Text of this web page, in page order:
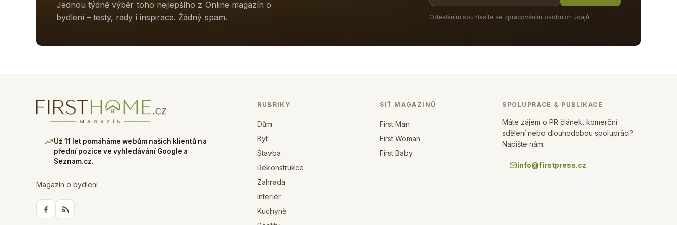
Jednou týdně výběr toho nejlepšího z Online magazín o
bydlení – testy, rady i inspirace. Žádný spam.
Odesláním souhlasíte se zpracováním osobních údajů.
Už 11 let pomáháme webům našich klientů na
přední pozice ve vyhledávání Google a
Seznam.cz.
Magazín o bydlení
RUBRIKY
Dům
Byt
Stavba
Rekonstrukce
Zahrada
Interiér
Kuchyně
SÍŤ MAGAZÍNŮ
First Man
First Woman
First Baby
SPOLUPRÁCE & PUBLIKACE
Máte zájem o PR článek, komerční
sdělení nebo dlouhodobou spolupráci?
Napište nám.
info@firstpress.cz